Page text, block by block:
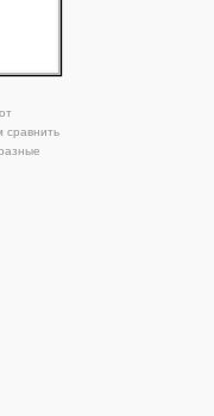
сравнить